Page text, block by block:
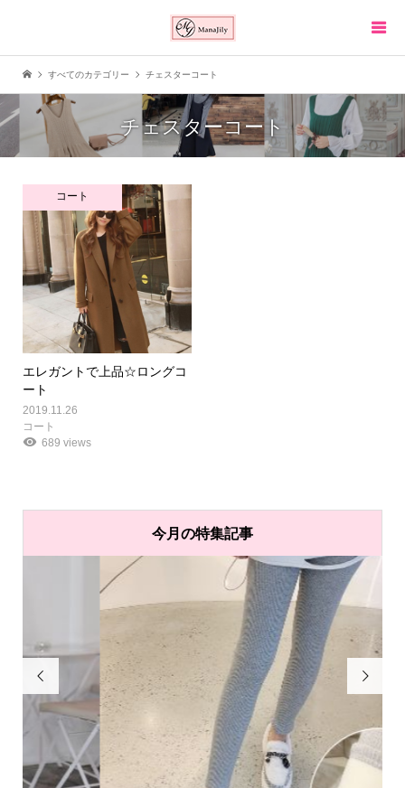
すべてのカテゴリー チェスターコート
チェスターコート
コート
エレガントで上品☆ロングコ
ート
2019.11.26
コート
689 views
今月の特集記事
 